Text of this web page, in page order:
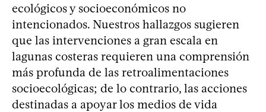
ecológicos y socioeconómicos no
intencionados. Nuestros hallazgos sugieren
que las intervenciones a gran escala en
lagunas costeras requieren una comprensión
más profunda de las retroalimentaciones
socioecológicas; de lo contrario, las acciones
destinadas a apoyar los medios de vida